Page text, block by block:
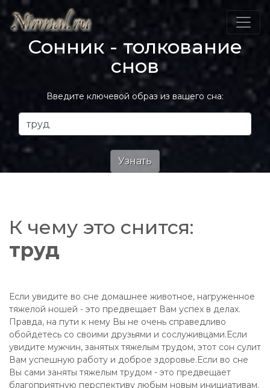
Сонник - толкование
снов
Введите ключевой образ из вашего сна:
К чему это снится:
труд
Если увидите во сне домашнее животное, нагруженное
тяжелой ношей - это предвещает Вам успех в делах.
Правда, на пути к нему Вы не очень справедливо
обойдетесь со своими друзьями и сослуживцами.Если
увидите мужчин, занятых тяжелым трудом, этот сон сулит
Вам успешную работу и доброе здоровье.Если во сне
Вы сами заняты тяжелым трудом - это предвещает
благоприятную перспективу любым новым инициативам.